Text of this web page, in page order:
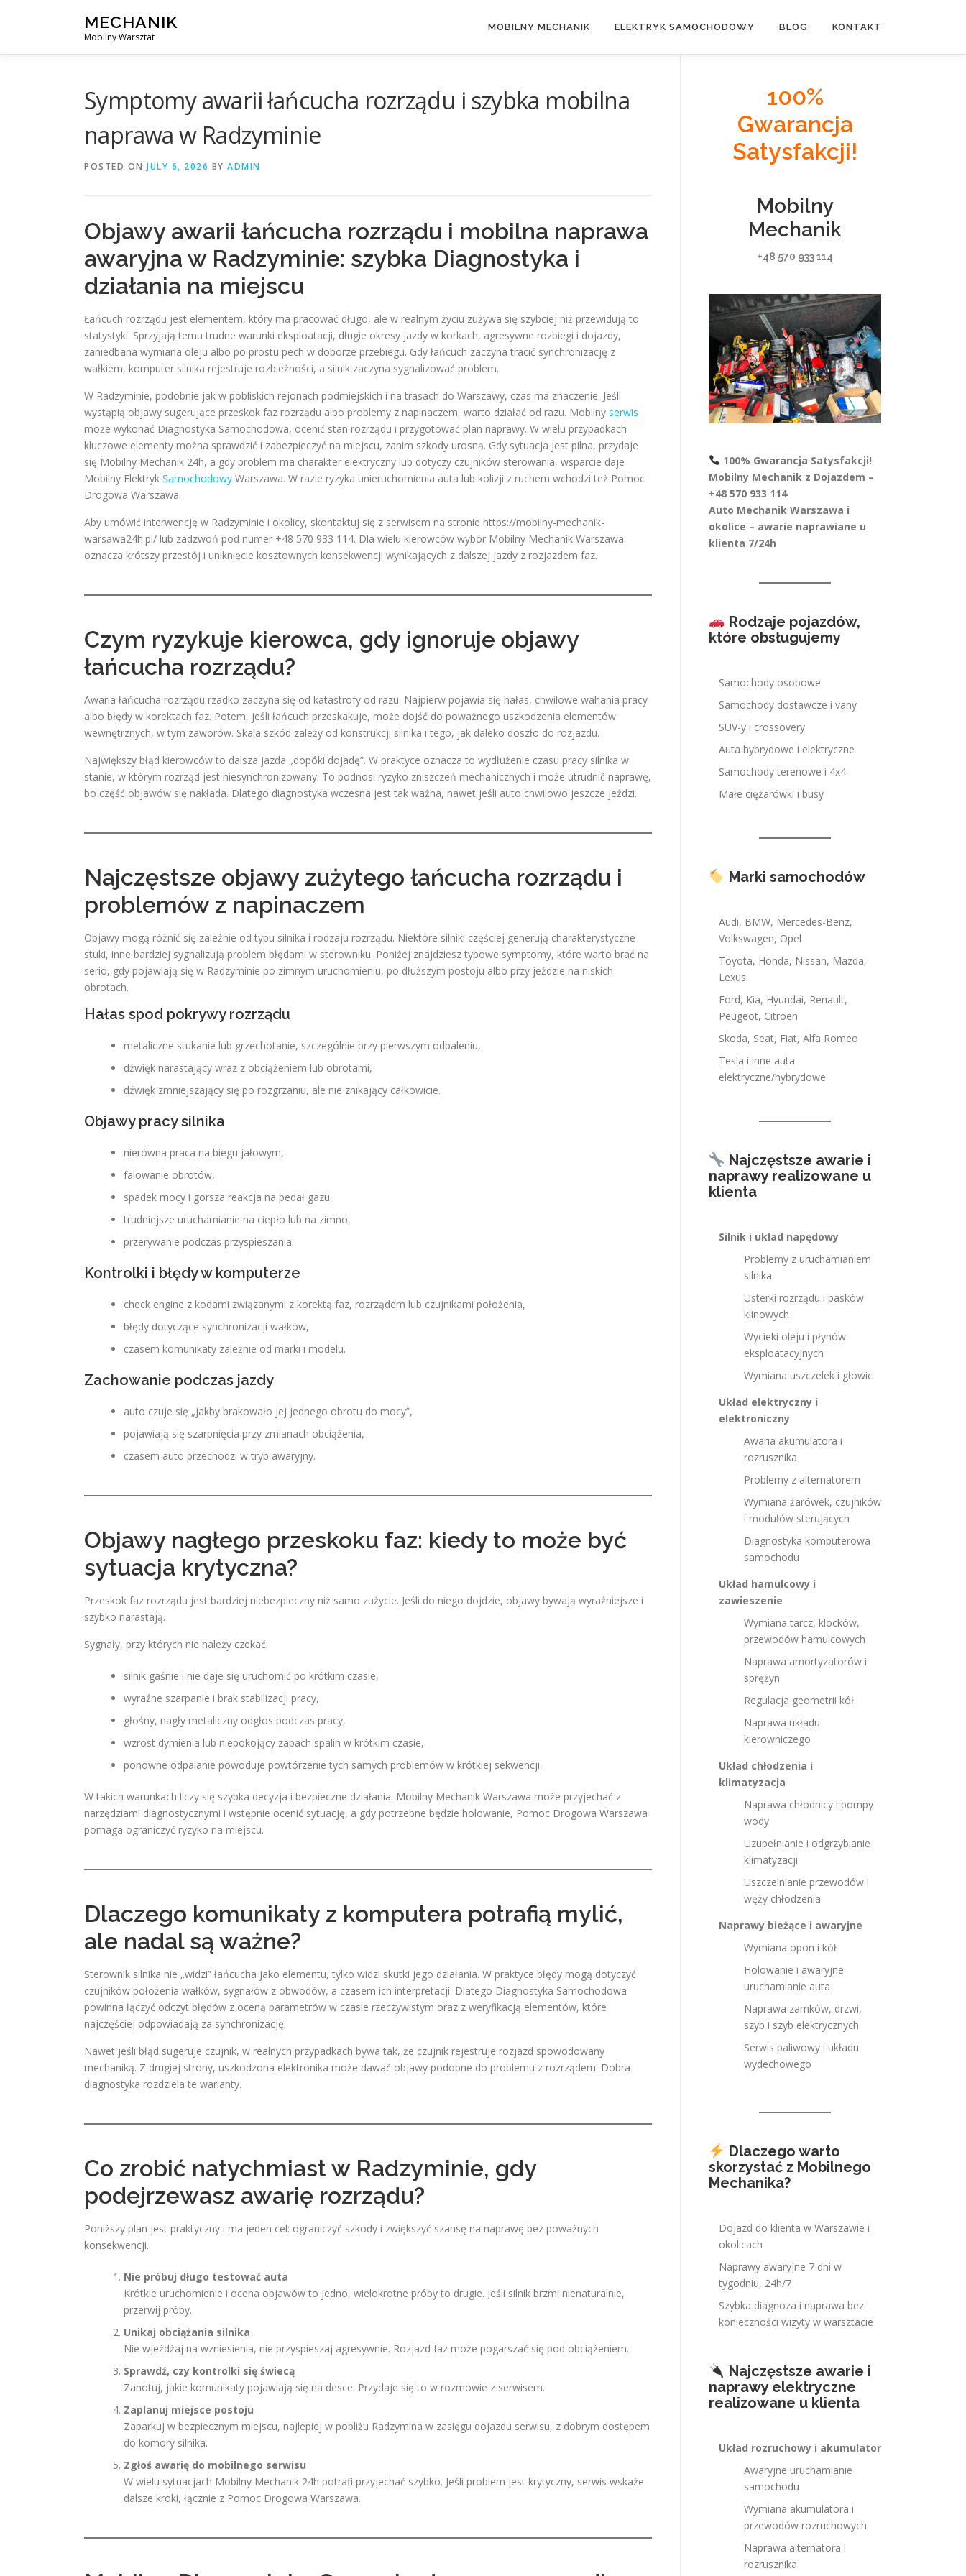
MECHANIK
Mobilny Warsztat
MOBILNY MECHANIK ELEKTRYK SAMOCHODOWY BLOG KONTAKT
Symptomy awarii łańcucha rozrządu i szybka mobilna
naprawa w Radzyminie
POSTED ON JULY 6, 2026 BY ADMIN
Objawy awarii łańcucha rozrządu i mobilna naprawa
awaryjna w Radzyminie: szybka Diagnostyka i
działania na miejscu
Łańcuch rozrządu jest elementem, który ma pracować długo, ale w realnym życiu zużywa się szybciej niż przewidują to
statystyki. Sprzyjają temu trudne warunki eksploatacji, długie okresy jazdy w korkach, agresywne rozbiegi i dojazdy,
zaniedbana wymiana oleju albo po prostu pech w doborze przebiegu. Gdy łańcuch zaczyna tracić synchronizację z
wałkiem, komputer silnika rejestruje rozbieżności, a silnik zaczyna sygnalizować problem.
W Radzyminie, podobnie jak w pobliskich rejonach podmiejskich i na trasach do Warszawy, czas ma znaczenie. Jeśli
wystąpią objawy sugerujące przeskok faz rozrządu albo problemy z napinaczem, warto działać od razu. Mobilny serwis
może wykonać Diagnostyka Samochodowa, ocenić stan rozrządu i przygotować plan naprawy. W wielu przypadkach
kluczowe elementy można sprawdzić i zabezpieczyć na miejscu, zanim szkody urosną. Gdy sytuacja jest pilna, przydaje
się Mobilny Mechanik 24h, a gdy problem ma charakter elektryczny lub dotyczy czujników sterowania, wsparcie daje
Mobilny Elektryk Samochodowy Warszawa. W razie ryzyka unieruchomienia auta lub kolizji z ruchem wchodzi też Pomoc
Drogowa Warszawa.
Aby umówić interwencję w Radzyminie i okolicy, skontaktuj się z serwisem na stronie https://mobilny-mechanik-
warsawa24h.pl/ lub zadzwoń pod numer +48 570 933 114. Dla wielu kierowców wybór Mobilny Mechanik Warszawa
oznacza krótszy przestój i uniknięcie kosztownych konsekwencji wynikających z dalszej jazdy z rozjazdem faz.
Czym ryzykuje kierowca, gdy ignoruje objawy
łańcucha rozrządu?
Awaria łańcucha rozrządu rzadko zaczyna się od katastrofy od razu. Najpierw pojawia się hałas, chwilowe wahania pracy
albo błędy w korektach faz. Potem, jeśli łańcuch przeskakuje, może dojść do poważnego uszkodzenia elementów
wewnętrznych, w tym zaworów. Skala szkód zależy od konstrukcji silnika i tego, jak daleko doszło do rozjazdu.
Największy błąd kierowców to dalsza jazda „dopóki dojadę”. W praktyce oznacza to wydłużenie czasu pracy silnika w
stanie, w którym rozrząd jest niesynchronizowany. To podnosi ryzyko zniszczeń mechanicznych i może utrudnić naprawę,
bo część objawów się nakłada. Dlatego diagnostyka wczesna jest tak ważna, nawet jeśli auto chwilowo jeszcze jeździ.
Najczęstsze objawy zużytego łańcucha rozrządu i
problemów z napinaczem
Objawy mogą różnić się zależnie od typu silnika i rodzaju rozrządu. Niektóre silniki częściej generują charakterystyczne
stuki, inne bardziej sygnalizują problem błędami w sterowniku. Poniżej znajdziesz typowe symptomy, które warto brać na
serio, gdy pojawiają się w Radzyminie po zimnym uruchomieniu, po dłuższym postoju albo przy jeździe na niskich
obrotach.
Hałas spod pokrywy rozrządu
metaliczne stukanie lub grzechotanie, szczególnie przy pierwszym odpaleniu,
dźwięk narastający wraz z obciążeniem lub obrotami,
dźwięk zmniejszający się po rozgrzaniu, ale nie znikający całkowicie.
Objawy pracy silnika
nierówna praca na biegu jałowym,
falowanie obrotów,
spadek mocy i gorsza reakcja na pedał gazu,
trudniejsze uruchamianie na ciepło lub na zimno,
przerywanie podczas przyspieszania.
Kontrolki i błędy w komputerze
check engine z kodami związanymi z korektą faz, rozrządem lub czujnikami położenia,
błędy dotyczące synchronizacji wałków,
czasem komunikaty zależnie od marki i modelu.
Zachowanie podczas jazdy
auto czuje się „jakby brakowało jej jednego obrotu do mocy”,
pojawiają się szarpnięcia przy zmianach obciążenia,
czasem auto przechodzi w tryb awaryjny.
Objawy nagłego przeskoku faz: kiedy to może być
sytuacja krytyczna?
Przeskok faz rozrządu jest bardziej niebezpieczny niż samo zużycie. Jeśli do niego dojdzie, objawy bywają wyraźniejsze i
szybko narastają.
Sygnały, przy których nie należy czekać:
silnik gaśnie i nie daje się uruchomić po krótkim czasie,
wyraźne szarpanie i brak stabilizacji pracy,
głośny, nagły metaliczny odgłos podczas pracy,
wzrost dymienia lub niepokojący zapach spalin w krótkim czasie,
ponowne odpalanie powoduje powtórzenie tych samych problemów w krótkiej sekwencji.
W takich warunkach liczy się szybka decyzja i bezpieczne działania. Mobilny Mechanik Warszawa może przyjechać z
narzędziami diagnostycznymi i wstępnie ocenić sytuację, a gdy potrzebne będzie holowanie, Pomoc Drogowa Warszawa
pomaga ograniczyć ryzyko na miejscu.
Dlaczego komunikaty z komputera potrafią mylić,
ale nadal są ważne?
Sterownik silnika nie „widzi” łańcucha jako elementu, tylko widzi skutki jego działania. W praktyce błędy mogą dotyczyć
czujników położenia wałków, sygnałów z obwodów, a czasem ich interpretacji. Dlatego Diagnostyka Samochodowa
powinna łączyć odczyt błędów z oceną parametrów w czasie rzeczywistym oraz z weryfikacją elementów, które
najczęściej odpowiadają za synchronizację.
Nawet jeśli błąd sugeruje czujnik, w realnych przypadkach bywa tak, że czujnik rejestruje rozjazd spowodowany
mechaniką. Z drugiej strony, uszkodzona elektronika może dawać objawy podobne do problemu z rozrządem. Dobra
diagnostyka rozdziela te warianty.
Co zrobić natychmiast w Radzyminie, gdy
podejrzewasz awarię rozrządu?
Poniższy plan jest praktyczny i ma jeden cel: ograniczyć szkody i zwiększyć szansę na naprawę bez poważnych
konsekwencji.
Nie próbuj długo testować auta
Krótkie uruchomienie i ocena objawów to jedno, wielokrotne próby to drugie. Jeśli silnik brzmi nienaturalnie,
przerwij próby.
Unikaj obciążania silnika
Nie wjeżdżaj na wzniesienia, nie przyspieszaj agresywnie. Rozjazd faz może pogarszać się pod obciążeniem.
Sprawdź, czy kontrolki się świecą
Zanotuj, jakie komunikaty pojawiają się na desce. Przydaje się to w rozmowie z serwisem.
Zaplanuj miejsce postoju
Zaparkuj w bezpiecznym miejscu, najlepiej w pobliżu Radzymina w zasięgu dojazdu serwisu, z dobrym dostępem
do komory silnika.
Zgłoś awarię do mobilnego serwisu
W wielu sytuacjach Mobilny Mechanik 24h potrafi przyjechać szybko. Jeśli problem jest krytyczny, serwis wskaże
dalsze kroki, łącznie z Pomoc Drogowa Warszawa.
100%
Gwarancja
Satysfakcji!
Mobilny
Mechanik
+48 570 933 114
100% Gwarancja Satysfakcji!
Mobilny Mechanik z Dojazdem –
+48 570 933 114
Auto Mechanik Warszawa i
okolice – awarie naprawiane u
klienta 7/24h
Rodzaje pojazdów,
które obsługujemy
Samochody osobowe
Samochody dostawcze i vany
SUV-y i crossovery
Auta hybrydowe i elektryczne
Samochody terenowe i 4x4
Małe ciężarówki i busy
Marki samochodów
Audi, BMW, Mercedes-Benz,
Volkswagen, Opel
Toyota, Honda, Nissan, Mazda,
Lexus
Ford, Kia, Hyundai, Renault,
Peugeot, Citroën
Skoda, Seat, Fiat, Alfa Romeo
Tesla i inne auta
elektryczne/hybrydowe
Najczęstsze awarie i
naprawy realizowane u
klienta
Silnik i układ napędowy
Problemy z uruchamianiem
silnika
Usterki rozrządu i pasków
klinowych
Wycieki oleju i płynów
eksploatacyjnych
Wymiana uszczelek i głowic
Układ elektryczny i
elektroniczny
Awaria akumulatora i
rozrusznika
Problemy z alternatorem
Wymiana żarówek, czujników
i modułów sterujących
Diagnostyka komputerowa
samochodu
Układ hamulcowy i
zawieszenie
Wymiana tarcz, klocków,
przewodów hamulcowych
Naprawa amortyzatorów i
sprężyn
Regulacja geometrii kół
Naprawa układu
kierowniczego
Układ chłodzenia i
klimatyzacja
Naprawa chłodnicy i pompy
wody
Uzupełnianie i odgrzybianie
klimatyzacji
Uszczelnianie przewodów i
węży chłodzenia
Naprawy bieżące i awaryjne
Wymiana opon i kół
Holowanie i awaryjne
uruchamianie auta
Naprawa zamków, drzwi,
szyb i szyb elektrycznych
Serwis paliwowy i układu
wydechowego
Dlaczego warto
skorzystać z Mobilnego
Mechanika?
Dojazd do klienta w Warszawie i
okolicach
Naprawy awaryjne 7 dni w
tygodniu, 24h/7
Szybka diagnoza i naprawa bez
konieczności wizyty w warsztacie
Najczęstsze awarie i
naprawy elektryczne
realizowane u klienta
Układ rozruchowy i akumulator
Awaryjne uruchamianie
samochodu
Wymiana akumulatora i
przewodów rozruchowych
Naprawa alternatora i
rozrusznika